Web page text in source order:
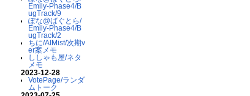
Emily-Phase4/B
ugTrack/9
ぽな@ばぐとら/
Emily-Phase4/B
ugTrack/2
ちに/AIMist/次期v
er案メモ
ししゃも屋/ネタ
メモ
2023-12-28
VotePage/ランダ
ムトーク